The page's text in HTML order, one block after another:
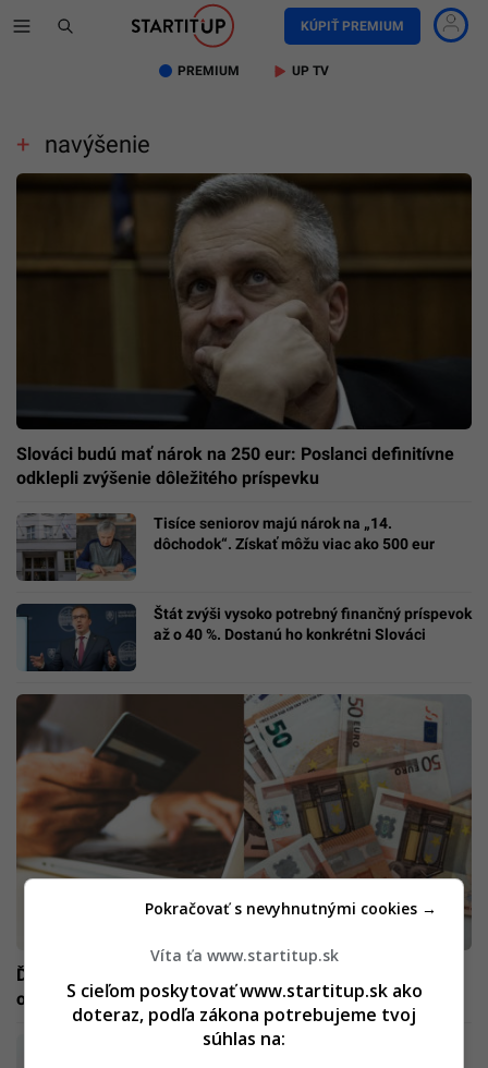
KÚPIŤ PREMIUM
PREMIUM UP TV
navýšenie
Slováci budú mať nárok na 250 eur: Poslanci definitívne
odklepli zvýšenie dôležitého príspevku
Tisíce seniorov majú nárok na „14.
dôchodok“. Získať môžu viac ako 500 eur
Štát zvýši vysoko potrebný finančný príspevok
až o 40 %. Dostanú ho konkrétni Slováci
Ďalšia banka na Slovensku zmení úrokové sadzby. Podľa
odborníka bude tento trend pokračovať
Minimálna mzda sa v roku 2022 zvýši. Jej
Víta ťa www.startitup.sk
S cieľom poskytovať www.startitup.sk ako
doteraz, podľa zákona potrebujeme tvoj
súhlas na:
Pokračovať s nevyhnutnými cookies →